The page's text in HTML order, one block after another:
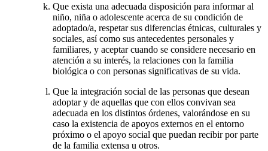
Que exista una adecuada disposición para informar al
niño, niña o adolescente acerca de su condición de
adoptado/a, respetar sus diferencias étnicas, culturales y
sociales, así como sus antecedentes personales y
familiares, y aceptar cuando se considere necesario en
atención a su interés, la relaciones con la familia
biológica o con personas significativas de su vida.
Que la integración social de las personas que desean
adoptar y de aquellas que con ellos convivan sea
adecuada en los distintos órdenes, valorándose en su
caso la existencia de apoyos externos en el entorno
próximo o el apoyo social que puedan recibir por parte
de la familia extensa u otros.